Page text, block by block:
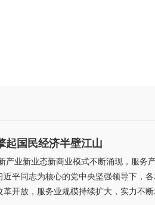
起国民经济半壁江山
业新业态新商业模式不断涌现，服务
平同志为核心的党中央坚强领导下，
开放，服务业规模持续扩大，实力不